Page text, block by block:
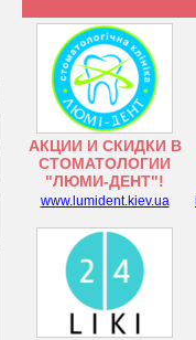
АКЦИИ И СКИДКИ В
СТОМАТОЛОГИИ
"ЛЮМИ-ДЕНТ"!
www.lumident.kiev.ua